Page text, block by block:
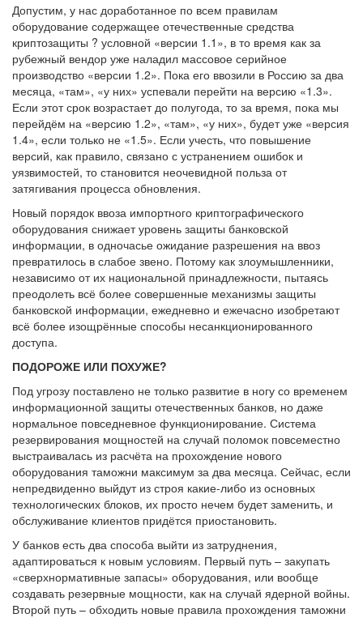
Допустим, у нас доработанное по всем правилам
оборудование содержащее отечественные средства
криптозащиты ? условной «версии 1.1», в то время как за
рубежный вендор уже наладил массовое серийное
производство «версии 1.2». Пока его ввозили в Россию за два
месяца, «там», «у них» успевали перейти на версию «1.3».
Если этот срок возрастает до полугода, то за время, пока мы
перейдём на «версию 1.2», «там», «у них», будет уже «версия
1.4», если только не «1.5». Если учесть, что повышение
версий, как правило, связано с устранением ошибок и
уязвимостей, то становится неочевидной польза от
затягивания процесса обновления.
Новый порядок ввоза импортного криптографического
оборудования снижает уровень защиты банковской
информации, в одночасье ожидание разрешения на ввоз
превратилось в слабое звено. Потому как злоумышленники,
независимо от их национальной принадлежности, пытаясь
преодолеть всё более совершенные механизмы защиты
банковской информации, ежедневно и ежечасно изобретают
всё более изощрённые способы несанкционированного
доступа.
ПОДОРОЖЕ ИЛИ ПОХУЖЕ?
Под угрозу поставлено не только развитие в ногу со временем
информационной защиты отечественных банков, но даже
нормальное повседневное функционирование. Система
резервирования мощностей на случай поломок повсеместно
выстраивалась из расчёта на прохождение нового
оборудования таможни максимум за два месяца. Сейчас, если
непредвиденно выйдут из строя какие-либо из основных
технологических блоков, их просто нечем будет заменить, и
обслуживание клиентов придётся приостановить.
У банков есть два способа выйти из затруднения,
адаптироваться к новым условиям. Первый путь – закупать
«сверхнормативные запасы» оборудования, или вообще
создавать резервные мощности, как на случай ядерной войны.
Второй путь – обходить новые правила прохождения таможни